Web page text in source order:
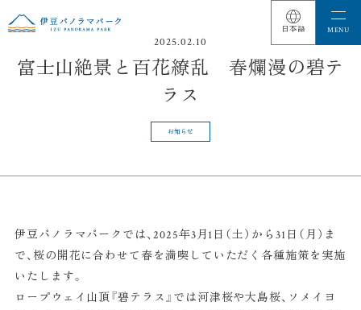
2025.02.10
富士山絶景と百花繚乱 春爛漫の碧テ
ラス
お知らせ
伊豆パノラマパークでは、2025年3月1日（土）から31日（月）ま
で、桜の開花に合わせて春を満喫していただく各種施策を実施
いたします。
ロープウェイ山頂『碧テラス』では河津桜や大島桜、ソメイヨ